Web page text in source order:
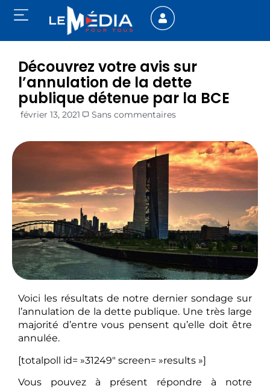
Découvrez votre avis sur
l’annulation de la dette
publique détenue par la BCE
février 13, 2021 Sans commentaires
Voici les résultats de notre dernier sondage sur
l’annulation de la dette publique. Une très large
majorité d’entre vous pensent qu’elle doit être
annulée.
[totalpoll id= »31249″ screen= »results »]
Vous pouvez à présent répondre à notre